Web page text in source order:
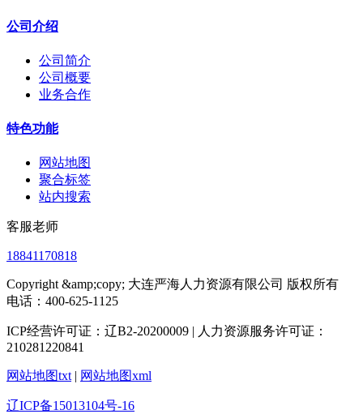
公司介绍
公司简介
公司概要
业务合作
特色功能
网站地图
聚合标签
站内搜索
客服老师
18841170818
Copyright &amp;copy; 大连严海人力资源有限公司 版权所有
电话：400-625-1125
ICP经营许可证：辽B2-20200009 | 人力资源服务许可证：
210281220841
网站地图txt | 网站地图xml
辽ICP备15013104号-16